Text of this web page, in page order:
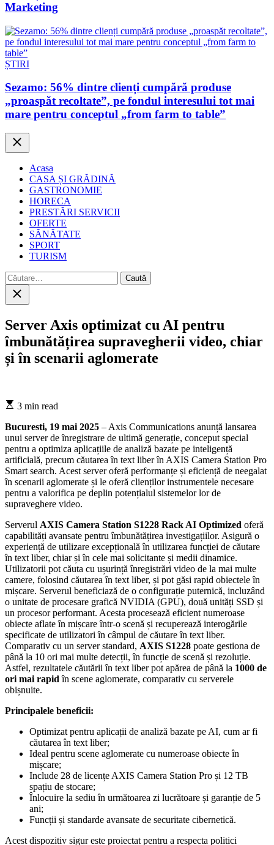
Marketing
ȘTIRI
Sezamo: 56% dintre clienți cumpără produse
„proaspăt recoltate”, pe fondul interesului tot mai
mare pentru conceptul „from farm to table”
Close
Acasa
CASA ȘI GRĂDINĂ
GASTRONOMIE
HORECA
PRESTĂRI SERVICII
OFERTE
SĂNĂTATE
SPORT
TURISM
Caută
după:
Close
search
Server Axis optimizat cu AI pentru
îmbunătățirea supravegherii video, chiar
și în scenarii aglomerate
Estimated
time
3 min read
Bucuresti, 19 mai 2025 – Axis Communications anunță lansarea
unui server de înregistrare de ultimă generație, conceput special
pentru a optimiza aplicațiile de analiză bazate pe inteligență
artificială, precum căutarea în text liber în AXIS Camera Station Pro
Smart search. Acest server oferă performanțe și eficiență de neegalat
în scenarii aglomerate și le oferă clienților instrumentele necesare
pentru a valorifica pe deplin potențialul sistemelor lor de
supraveghere video.
Serverul AXIS Camera Station S1228 Rack AI Optimized oferă
capabilități avansate pentru îmbunătățirea investigațiilor. Asigură o
experiență de utilizare excepțională în utilizarea funcției de căutare
în text liber, chiar și în cele mai solicitante și medii dinamice.
Utilizatorii pot căuta cu ușurință înregistrări video de la mai multe
camere, folosind căutarea în text liber, și pot găsi rapid obiectele în
mișcare. Serverul beneficiază de o configurație puternică, incluzând
o unitate de procesare grafică NVIDIA (GPU), două unități SSD și
un procesor performant. Acesta procesează eficient numeroase
obiecte aflate în mișcare într-o scenă și recuperează interogările
specificate de utilizatori în câmpul de căutare în text liber.
Comparativ cu un server standard, AXIS S1228 poate gestiona de
până la 10 ori mai multe detecții, în funcție de scenă și rezoluție.
Astfel, rezultatele căutării în text liber pot apărea de până la 1000 de
ori mai rapid în scene aglomerate, comparativ cu serverele
obișnuite.
Principalele beneficii:
Optimizat pentru aplicații de analiză bazate pe AI, cum ar fi
căutarea în text liber;
Ideal pentru scene aglomerate cu numeroase obiecte în
mișcare;
Include 28 de licențe AXIS Camera Station Pro și 12 TB
spațiu de stocare;
Înlocuire la sediu în următoarea zi lucrătoare și garanție de 5
ani;
Funcții și standarde avansate de securitate cibernetică.
Acest dispozitiv sigur este proiectat pentru a respecta politici